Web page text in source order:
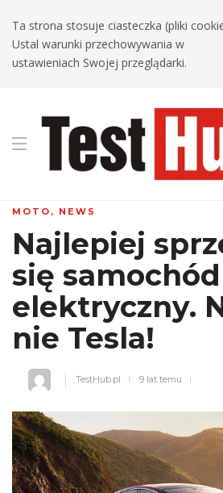
Ta strona stosuje ciasteczka (pliki
Ustal warunki przechowywania w
ustawieniach Swojej przeglądarki.
MOTO , NEWS
Najlepiej
się samochód
elektryczny.
nie Tesla!
TestHub.pl 9 lat temu